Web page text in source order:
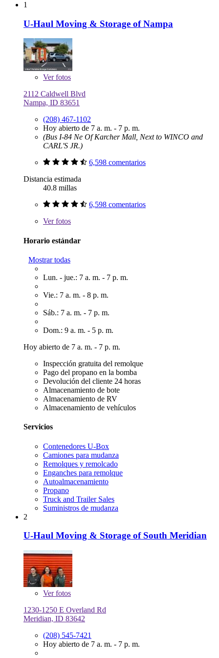
1
U-Haul Moving & Storage of Nampa
Verfotos
2112 Caldwell Blvd
Nampa, ID 83651
(208) 467-1102
Hoy abierto de 7 a. m. - 7 p. m.
(Bus I-84 Ne Of Karcher Mall, Next to WINCO and
CARL'S JR.)
6,598 comentarios
Distancia estimada
40.8 millas
6,598 comentarios
Verfotos
Horario estándar
Mostrar todas
Lun. - jue.: 7 a. m. - 7 p. m.
Vie.: 7 a. m. - 8 p. m.
Sáb.: 7 a. m. - 7 p. m.
Dom.: 9 a. m. - 5 p. m.
Hoy abierto de 7 a. m. - 7 p. m.
Inspección gratuita del remolque
Pago del propano en la bomba
Devolución del cliente 24 horas
Almacenamiento de bote
Almacenamiento de RV
Almacenamiento de vehículos
Servicios
Contenedores U-Box
Camiones para mudanza
Remolques y remolcado
Enganches para remolque
Autoalmacenamiento
Propano
Truck and Trailer Sales
Suministros de mudanza
2
U-Haul Moving & Storage of South Meridian
Verfotos
1230-1250 E Overland Rd
Meridian, ID 83642
(208) 545-7421
Hoy abierto de 7 a. m. - 7 p. m.